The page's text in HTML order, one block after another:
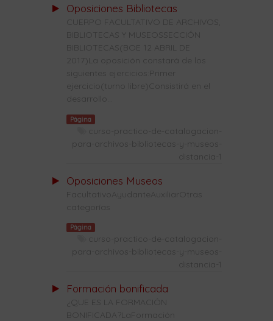
Oposiciones Bibliotecas
CUERPO FACULTATIVO DE ARCHIVOS,
BIBLIOTECAS Y MUSEOSSECCIÓN
BIBLIOTECAS(BOE 12 ABRIL DE
2017)La oposición constará de los
siguientes ejercicios:Primer
ejercicio(turno libre)Consistirá en el
desarrollo...
Página
curso-practico-de-catalogacion-
para-archivos-bibliotecas-y-museos-
distancia-1
Oposiciones Museos
FacultativoAyudanteAuxiliarOtras
categorías
Página
curso-practico-de-catalogacion-
para-archivos-bibliotecas-y-museos-
distancia-1
Formación bonificada
¿QUE ES LA FORMACIÓN
BONIFICADA?LaFormación